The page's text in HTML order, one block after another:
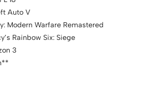
Auto V
Modern Warfare Remastered
Rainbow Six: Siege
3